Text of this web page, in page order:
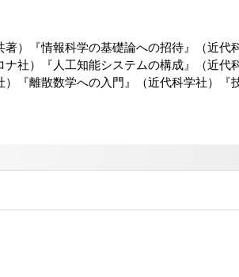
）『情報科学の基礎論への招待』（近代
社）『人工知能システムの構成』（近代
『離散数学への入門』（近代科学社）『